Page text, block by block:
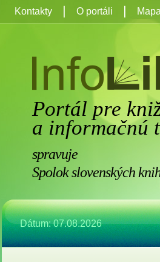
Portál pre
a informačnú
spravuje
Spolok slovenských
Dátum: 07.08.2026
Kontakty O portáli